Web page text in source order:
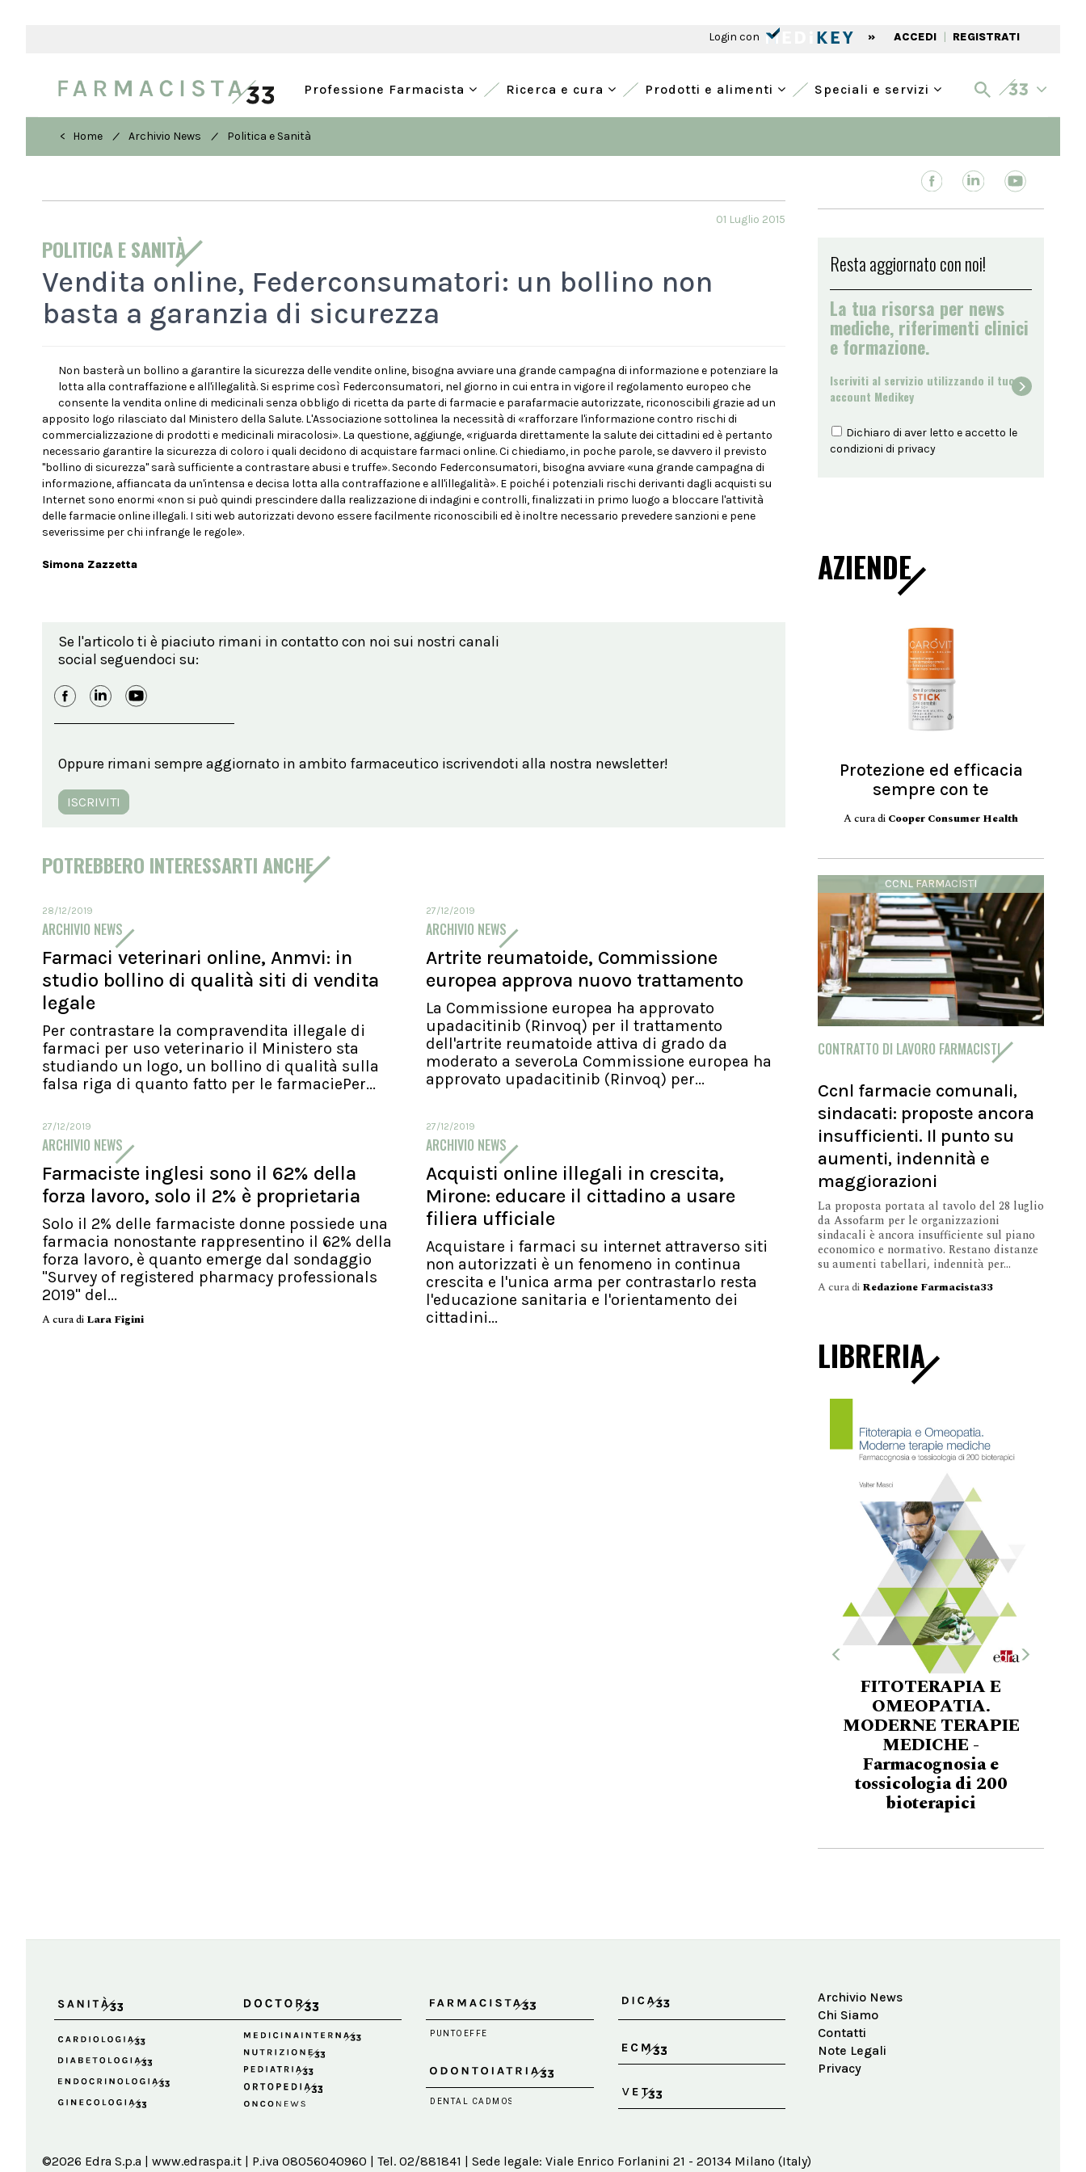
Login con » ACCEDI | REGISTRATI
Professione Farmacista Ricerca e cura Prodotti e alimenti Speciali e servizi
< Home / Archivio News / Politica e Sanità
POLITICA E SANITÀ
01 Luglio 2015
Vendita online, Federconsumatori: un bollino non
basta a garanzia di sicurezza
Non basterà un bollino a garantire la sicurezza delle vendite online, bisogna avviare una grande campagna di informazione e potenziare la
lotta alla contraffazione e all'illegalità. Si esprime così Federconsumatori, nel giorno in cui entra in vigore il regolamento europeo che
consente la vendita online di medicinali senza obbligo di ricetta da parte di farmacie e parafarmacie autorizzate, riconoscibili grazie ad un
apposito logo rilasciato dal Ministero della Salute. L'Associazione sottolinea la necessità di «rafforzare l'informazione contro rischi di
commercializzazione di prodotti e medicinali miracolosi». La questione, aggiunge, «riguarda direttamente la salute dei cittadini ed è pertanto
necessario garantire la sicurezza di coloro i quali decidono di acquistare farmaci online. Ci chiediamo, in poche parole, se davvero il previsto
"bollino di sicurezza" sarà sufficiente a contrastare abusi e truffe». Secondo Federconsumatori, bisogna avviare «una grande campagna di
informazione, affiancata da un'intensa e decisa lotta alla contraffazione e all'illegalità». E poiché i potenziali rischi derivanti dagli acquisti su
Internet sono enormi «non si può quindi prescindere dalla realizzazione di indagini e controlli, finalizzati in primo luogo a bloccare l'attività
delle farmacie online illegali. I siti web autorizzati devono essere facilmente riconoscibili ed è inoltre necessario prevedere sanzioni e pene
severissime per chi infrange le regole».
Simona Zazzetta
Se l'articolo ti è piaciuto rimani in contatto con noi sui nostri canali
social seguendoci su:
Oppure rimani sempre aggiornato in ambito farmaceutico iscrivendoti alla nostra newsletter!
ISCRIVITI
POTREBBERO INTERESSARTI ANCHE
28/12/2019
ARCHIVIO NEWS
Farmaci veterinari online, Anmvi: in
studio bollino di qualità siti di vendita
legale
Per contrastare la compravendita illegale di
farmaci per uso veterinario il Ministero sta
studiando un logo, un bollino di qualità sulla
falsa riga di quanto fatto per le farmaciePer...
27/12/2019
ARCHIVIO NEWS
Artrite reumatoide, Commissione
europea approva nuovo trattamento
La Commissione europea ha approvato
upadacitinib (Rinvoq) per il trattamento
dell'artrite reumatoide attiva di grado da
moderato a severoLa Commissione europea ha
approvato upadacitinib (Rinvoq) per...
27/12/2019
ARCHIVIO NEWS
Farmaciste inglesi sono il 62% della
forza lavoro, solo il 2% è proprietaria
Solo il 2% delle farmaciste donne possiede una
farmacia nonostante rappresentino il 62% della
forza lavoro, è quanto emerge dal sondaggio
"Survey of registered pharmacy professionals
2019" del...
A cura di Lara Figini
27/12/2019
ARCHIVIO NEWS
Acquisti online illegali in crescita,
Mirone: educare il cittadino a usare
filiera ufficiale
Acquistare i farmaci su internet attraverso siti
non autorizzati è un fenomeno in continua
crescita e l'unica arma per contrastarlo resta
l'educazione sanitaria e l'orientamento dei
cittadini...
Resta aggiornato con noi!
La tua risorsa per news
mediche, riferimenti clinici
e formazione.
Iscriviti al servizio utilizzando il tuo
account Medikey
Dichiaro di aver letto e accetto le
condizioni di privacy
AZIENDE
Protezione ed efficacia
sempre con te
A cura di Cooper Consumer Health
CCNL FARMACISTI
CONTRATTO DI LAVORO FARMACISTI
Ccnl farmacie comunali,
sindacati: proposte ancora
insufficienti. Il punto su
aumenti, indennità e
maggiorazioni
La proposta portata al tavolo del 28 luglio
da Assofarm per le organizzazioni
sindacali è ancora insufficiente sul piano
economico e normativo. Restano distanze
su aumenti tabellari, indennità per...
A cura di Redazione Farmacista33
LIBRERIA
FITOTERAPIA E
OMEOPATIA.
MODERNE TERAPIE
MEDICHE -
Farmacognosia e
tossicologia di 200
bioterapici
Archivio News
Chi Siamo
Contatti
Note Legali
Privacy
©2026 Edra S.p.a | www.edraspa.it | P.iva 08056040960 | Tel. 02/881841 | Sede legale: Viale Enrico Forlanini 21 - 20134 Milano (Italy)